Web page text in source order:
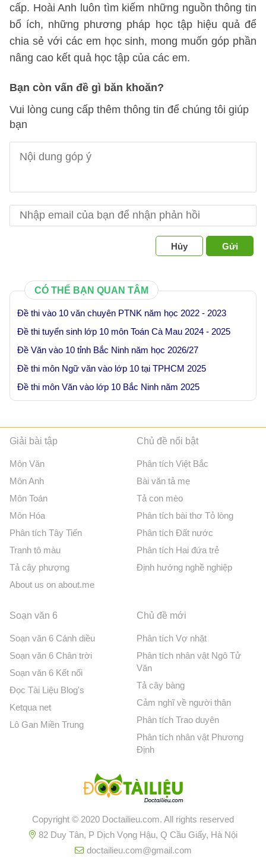
cấp. Hoài Anh luôn tìm kiếm những nguồn thông tin
bổ ích, những phương pháp học tập hiệu quả để
chia sẻ với các em học sinh, mong muốn góp phần
nâng cao kết quả học tập của các em.
Bạn còn vấn đề gì băn khoăn?
Vui lòng cung cấp thêm thông tin để chúng tôi giúp
bạn
Hủy Gửi
CÓ THỂ BẠN QUAN TÂM
Đề thi vào 10 văn chuyên PTNK năm học 2022 - 2023
Đề thi tuyển sinh lớp 10 môn Toán Cà Mau 2024 - 2025
Đề Văn vào 10 tỉnh Bắc Ninh năm học 2026/27
Đề thi môn Ngữ văn vào lớp 10 tại TPHCM 2025
Đề thi môn Văn vào lớp 10 Bắc Ninh năm 2025
Giải bài tập
Môn Văn
Môn Anh
Môn Toán
Môn Hóa
Phân tích Tây Tiến
Tranh tô màu
Tả cây phượng
About us on about.me
Chủ đề nổi bật
Phân tích Việt Bắc
Bài văn tả mẹ
Tả con mèo
Phân tích bài thơ Tỏ lòng
Phân tích Đất nước
Phân tích Hai đứa trẻ
Định hướng nghề nghiệp
Soạn văn 6
Soạn văn 6 Cánh diều
Soạn văn 6 Chân trời
Soạn văn 6 Kết nối
Đọc Tài Liệu Blog's
Ketqua net
Lô Gan Miền Trung
Chủ đề mới
Phân tích Vợ nhặt
Phân tích nhân vật Ngô Tử
Văn
Tả cây bàng
Cảm nghĩ về người thân
Phân tích Trao duyên
Phân tích nhân vật Phương
Định
Copyright © 2020 Doctailieu.com. All rights reserved
82 Duy Tân, P Dịch Vọng Hậu, Q Cầu Giấy, Hà Nội
doctailieu.com@gmail.com